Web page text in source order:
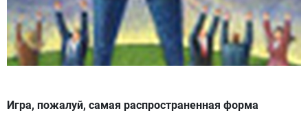
Игра, пожалуй, самая распространенная форма